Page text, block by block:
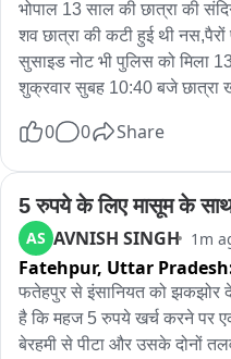
भोपाल 13 साल की छात्रा की
शव छात्रा की कटी हुई थी
सुसाइड नोट भी पुलिस को मिला
शुक्रवार सुबह 10:40 बजे छात्रा
बजे घर के बगल के सरकारी
आशंका 2 दिन पहले स्कूल के लिए
रिपोर्ट दर्ज कराई थी परिजनों
फोन करके पैसों की कर रहे थे
इंग्लिश में लिखा था सुसाइड नोट
थी बच्ची के शरीर पर चोट के भी
बच्ची کا शव परिजनों ने कहा बच्ची नहीं कर सकती कभी भी सुसाइड पुलिस
कर रही है मामले की जांच एमपी
0 0 Share
5 रुपये के लिए मासूम के साथ
AS AVNISH SINGH 1m
Fatehpur, Uttar
फतेहपुर से इंसानियत को झकझोर
है कि महज 5 रुपये खर्च करने पर
बेरहमी से पीटा और उसके दोनों